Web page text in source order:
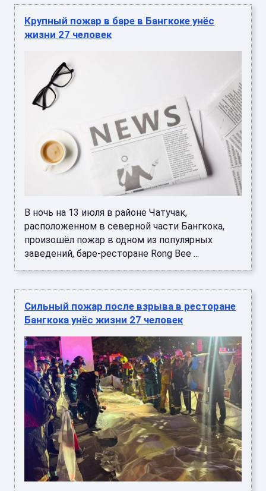
Крупный пожар в баре в Бангкоке унёс
жизни 27 человек
В ночь на 13 июля в районе Чатучак,
расположенном в северной части Бангкока,
произошёл пожар в одном из популярных
заведений, баре-ресторане Rong Bee ...
Сильный пожар после взрыва в ресторане
Бангкока унёс жизни 27 человек